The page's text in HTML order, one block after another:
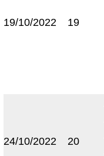
19/10/2022 19
24/10/2022 20